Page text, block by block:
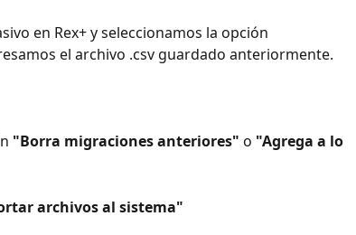
en Rex+ y seleccionamos la opción
el archivo .csv guardado anteriormente.
"Borra migraciones anteriores" o "Agrega a lo
archivos al sistema"